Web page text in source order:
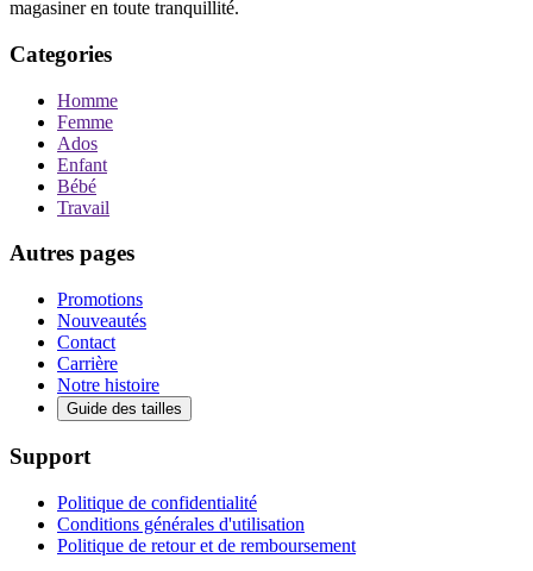
magasiner en toute tranquillité.
Categories
Homme
Femme
Ados
Enfant
Bébé
Travail
Autres pages
Promotions
Nouveautés
Contact
Carrière
Notre histoire
Guide des tailles
Support
Politique de confidentialité
Conditions générales d'utilisation
Politique de retour et de remboursement